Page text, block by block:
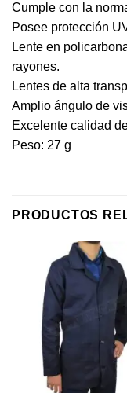
Cumple con la
Posee protección
Lente en
rayones.
Lentes de alta
Amplio ángulo de
Excelente calidad
Peso: 27 g
PRODUCTOS